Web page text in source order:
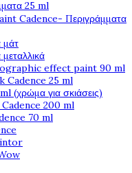
25 ml
Cadence- Περιγράμματα
μάτ
effect paint 90 ml
Cadence 25 ml
(χρώμα για σκιάσεις)
Cadence 200 ml
70 ml